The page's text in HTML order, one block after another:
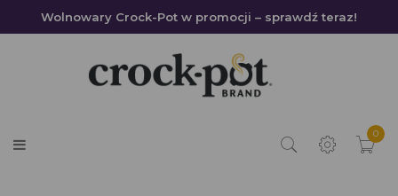
Wolnowary Crock-Pot w promocji – sprawdź teraz!
0